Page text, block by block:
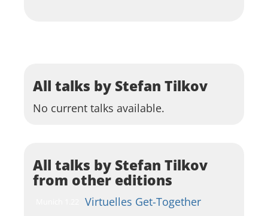
All talks by Stefan Tilkov
No current talks available.
All talks by Stefan Tilkov
from other editions
Virtuelles Get-Together